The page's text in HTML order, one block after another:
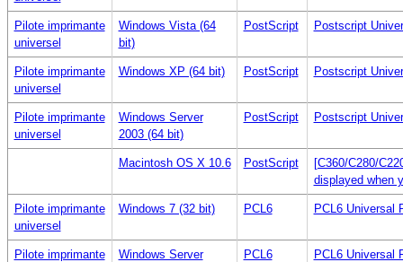
Pilote imprimante
universel
Windows Vista (64
bit)
PostScript Postscript
Pilote imprimante
universel
Windows XP (64 bit) PostScript Postscript
Pilote imprimante
universel
Windows Server
2003 (64 bit)
PostScript Postscript
Macintosh OS X 10.6 PostScript
[C360/C280/
displayed when
Pilote imprimante
universel
Windows 7 (32 bit) PCL6 PCL6 Universal
Pilote imprimante
Windows Server
PCL6 PCL6 Universal